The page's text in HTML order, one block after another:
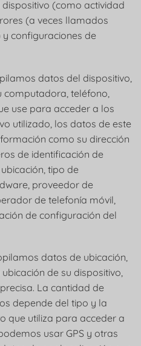
(como actividad
(a veces llamados
configuraciones de
datos del dispositivo,
teléfono,
use para acceder a los
utilizado, los datos de este
como su dirección
de identificación de
tipo de
proveedor de
de telefonía móvil,
de configuración del
datos de ubicación,
de su dispositivo,
La cantidad de
depende del tipo y la
que utiliza para acceder a
usar GPS y otras